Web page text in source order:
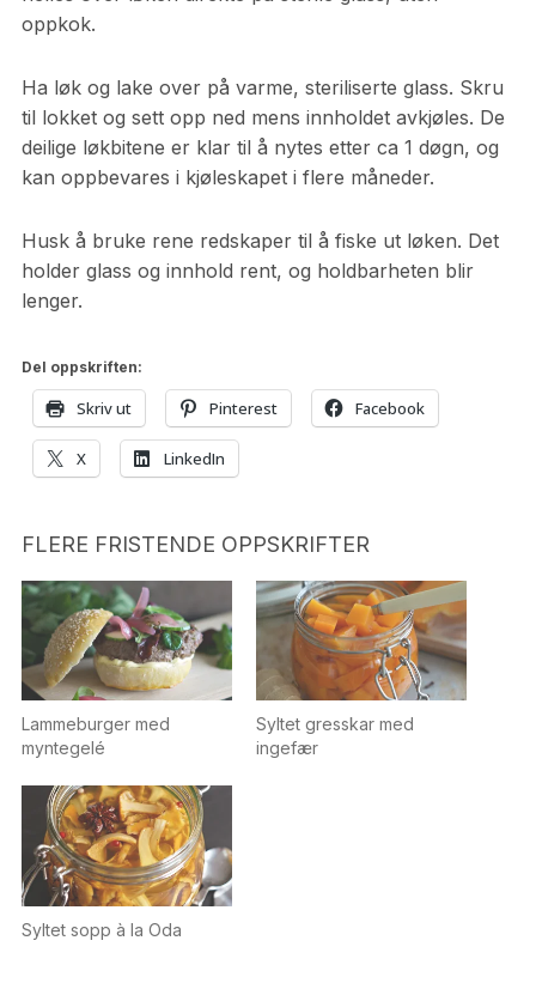
oppkok.
Ha løk og lake over på varme, steriliserte glass. Skru
til lokket og sett opp ned mens innholdet avkjøles. De
deilige løkbitene er klar til å nytes etter ca 1 døgn, og
kan oppbevares i kjøleskapet i flere måneder.
Husk å bruke rene redskaper til å fiske ut løken. Det
holder glass og innhold rent, og holdbarheten blir
lenger.
Del oppskriften:
Skriv ut Pinterest Facebook
X LinkedIn
FLERE FRISTENDE OPPSKRIFTER
Lammeburger med
myntegelé
Syltet gresskar med
ingefær
Syltet sopp à la Oda